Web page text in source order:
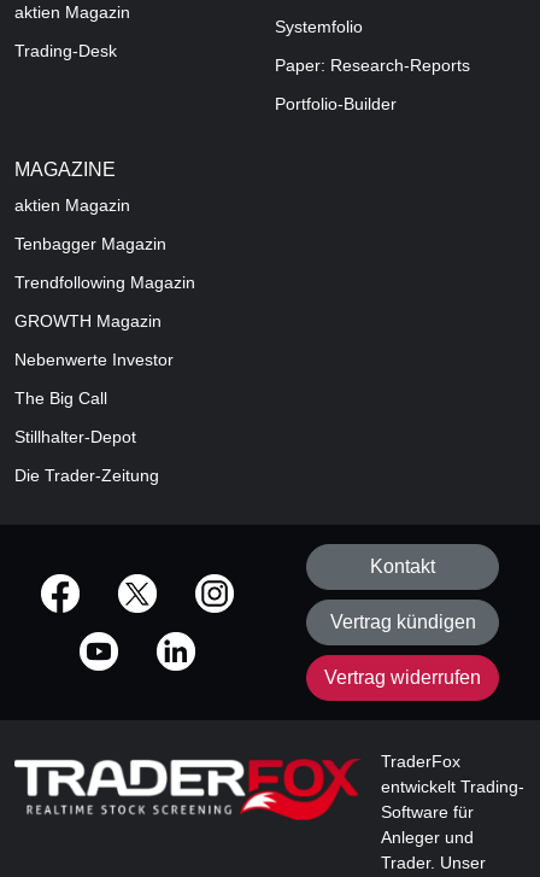
aktien Magazin
Trading-Desk
Systemfolio
Paper: Research-Reports
Portfolio-Builder
MAGAZINE
aktien Magazin
Tenbagger Magazin
Trendfollowing Magazin
GROWTH Magazin
Nebenwerte Investor
The Big Call
Stillhalter-Depot
Die Trader-Zeitung
offizielle Social Media-Accounts
Kontakt
Vertrag kündigen
Vertrag widerrufen
TraderFox
entwickelt Trading-
Software für
Anleger und
Trader. Unser